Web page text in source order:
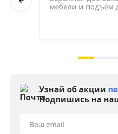
мебели и подъём
Узнай об акции
Подпишись на
Ваш email